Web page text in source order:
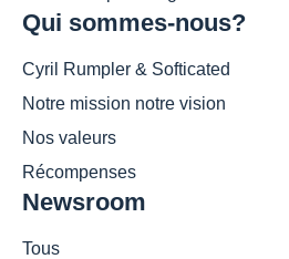
Qui sommes-nous?
Cyril Rumpler & Softicated
Notre mission notre vision
Nos valeurs
Récompenses
Newsroom
Tous